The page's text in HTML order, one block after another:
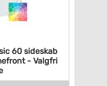
60 sideskab
- Valgfri